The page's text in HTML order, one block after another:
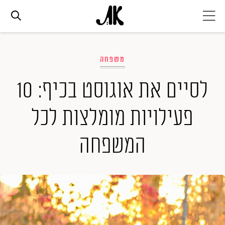
אופנה
ביוטי
סלבס
ערוצים נוספים
המגזין
משפחה
לסיים את אוגוסט בכיף: 10
פעילויות מומלצות לכל
המשפחה